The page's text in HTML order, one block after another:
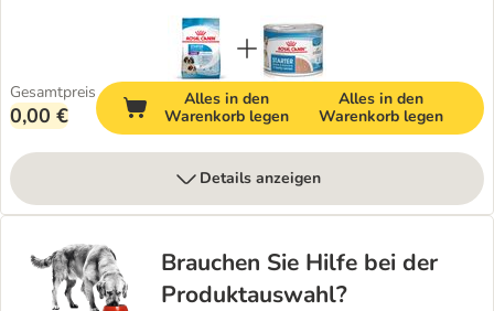
Gesamtpreis
0,00 €
Alles in den
Warenkorb legen
Alles in den
Warenkorb legen
Details anzeigen
Brauchen Sie Hilfe bei der
Produktauswahl?